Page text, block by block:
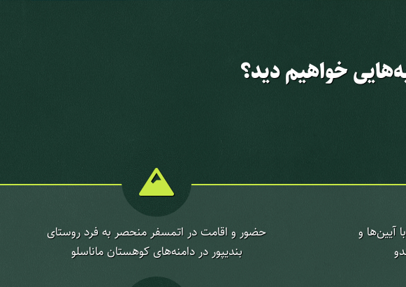
خواهیم دید؟
آیین‌ها و
حضور و اقامت در اتمسفر منحصر به فرد روستای
بندیپور در دامنه‌های کوهستان ماناسلو